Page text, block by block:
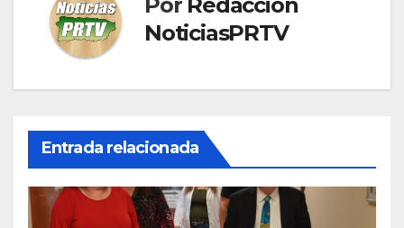
NoticiasPRTV
Entrada relacionada